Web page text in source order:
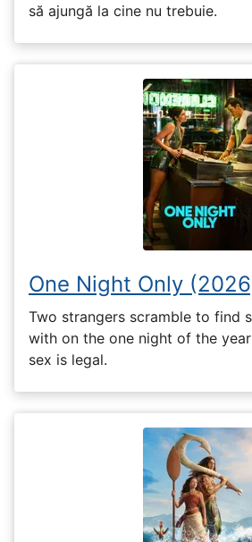
să ajungă la cine nu trebuie.
One Night Only
Two strangers scramble to find
with on the one night of the
sex is legal.